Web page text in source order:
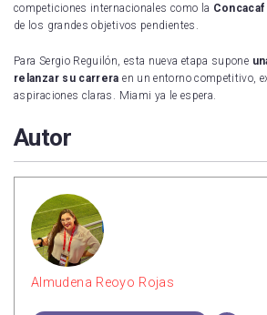
competiciones internacionales como la
de los grandes objetivos pendientes.
Para Sergio Reguilón, esta nueva etapa supone
relanzar su carrera en un entorno competitivo,
aspiraciones claras. Miami ya le espera.
Autor
Almudena Reoyo Rojas